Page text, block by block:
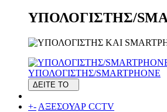
ΥΠΟΛΟΓΙΣΤΗΣ/
ΥΠΟΛΟΓΙΣΤΗΣ/SMARTPHONE
ΔΕΙΤΕ ΤΟ
+- ΑΞΕΣΟΥΑΡ CCTV